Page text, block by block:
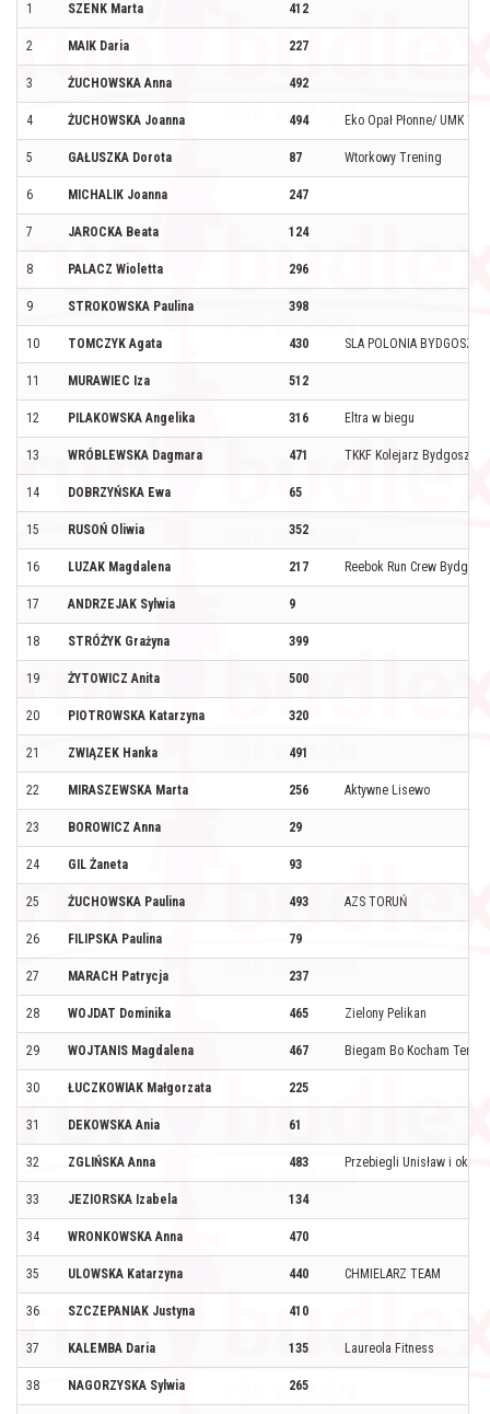
1 SZENK Marta 412
2 MAIK Daria 227
3 ŻUCHOWSKA Anna 492
4 ŻUCHOWSKA Joanna 494 Eko Opał Płonne/ UMK
5 GAŁUSZKA Dorota 87 Wtorkowy Trening
6 MICHALIK Joanna 247
7 JAROCKA Beata 124
8 PALACZ Wioletta 296
9 STROKOWSKA Paulina 398
10 TOMCZYK Agata 430 SLA POLONIA BYDGOSZCZ
11 MURAWIEC Iza 512
12 PILAKOWSKA Angelika 316 Eltra w biegu
13 WRÓBLEWSKA Dagmara 471 TKKF Kolejarz Bydgoszcz
14 DOBRZYŃSKA Ewa 65
15 RUSOŃ Oliwia 352
16 LUZAK Magdalena 217 Reebok Run Crew
17 ANDRZEJAK Sylwia 9
18 STRÓŻYK Grażyna 399
19 ŻYTOWICZ Anita 500
20 PIOTROWSKA Katarzyna 320
21 ZWIĄZEK Hanka 491
22 MIRASZEWSKA Marta 256 Aktywne Lisewo
23 BOROWICZ Anna 29
24 GIL Żaneta 93
25 ŻUCHOWSKA Paulina 493 AZS TORUŃ
26 FILIPSKA Paulina 79
27 MARACH Patrycja 237
28 WOJDAT Dominika 465 Zielony Pelikan
29 WOJTANIS Magdalena 467 Biegam Bo Kocham Ten
30 ŁUCZKOWIAK Małgorzata 225
31 DEKOWSKA Ania 61
32 ZGLIŃSKA Anna 483 Przebiegli Unisław i
33 JEZIORSKA Izabela 134
34 WRONKOWSKA Anna 470
35 ULOWSKA Katarzyna 440 CHMIELARZ TEAM
36 SZCZEPANIAK Justyna 410
37 KALEMBA Daria 135 Laureola Fitness
38 NAGORZYSKA Sylwia 265